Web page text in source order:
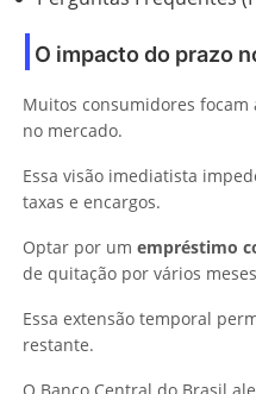
O impacto do prazo
Muitos consumidores
no mercado.
Essa visão imediatista
taxas e encargos.
Optar por um empréstimo
de quitação por vários
Essa extensão temporal
restante.